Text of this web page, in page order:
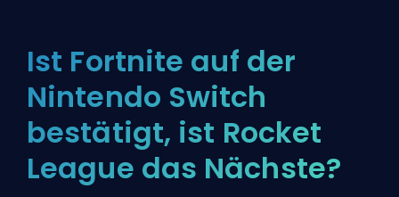
Ist Fortnite auf der
Nintendo Switch
bestätigt, ist Rocket
League das Nächste?